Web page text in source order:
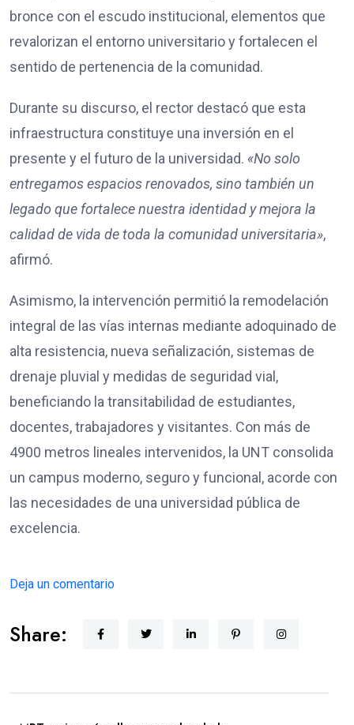
bronce con el escudo institucional, elementos que
revalorizan el entorno universitario y fortalecen el
sentido de pertenencia de la comunidad.
Durante su discurso, el rector destacó que esta
infraestructura constituye una inversión en el
presente y el futuro de la universidad. «No solo
entregamos espacios renovados, sino también un
legado que fortalece nuestra identidad y mejora la
calidad de vida de toda la comunidad universitaria»,
afirmó.
Asimismo, la intervención permitió la remodelación
integral de las vías internas mediante adoquinado de
alta resistencia, nueva señalización, sistemas de
drenaje pluvial y medidas de seguridad vial,
beneficiando la transitabilidad de estudiantes,
docentes, trabajadores y visitantes. Con más de
4900 metros lineales intervenidos, la UNT consolida
un campus moderno, seguro y funcional, acorde con
las necesidades de una universidad pública de
excelencia.
Deja un comentario
Share: